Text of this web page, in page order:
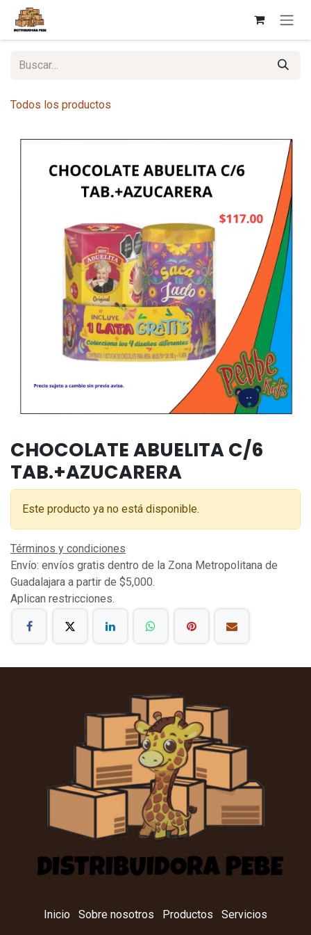
Ir al contenido
Todos los productos
CHOCOLATE ABUELITA C/6
TAB.+AZUCARERA
Este producto ya no está disponible.
Términos y condiciones
Envío: envíos gratis dentro de la Zona Metropolitana de
Guadalajara a partir de $5,000.
Aplican restricciones.
Inicio Sobre nosotros Productos Servicios